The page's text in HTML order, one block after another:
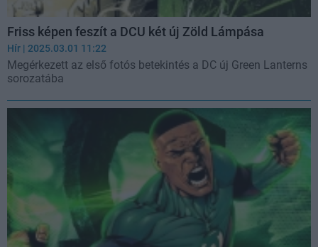
Friss képen feszít a DCU két új Zöld Lámpása
Hír | 2025.03.01 11:22
Megérkezett az első fotós betekintés a DC új Green Lanterns
sorozatába